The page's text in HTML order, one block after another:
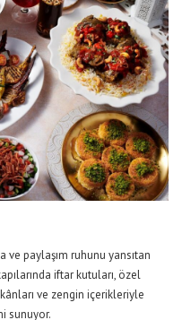
ve paylaşım ruhunu yansıtan
iftar kutuları, özel
ve zengin içerikleriyle
sunuyor.